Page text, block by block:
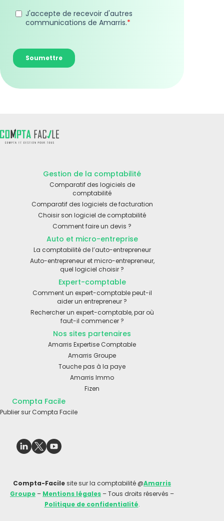
Gestion de la comptabilité
Comparatif des logiciels de
comptabilité
Comparatif des logiciels de facturation
Choisir son logiciel de comptabilité
Comment faire un devis ?
Auto et micro-entreprise
La comptabilité de l’auto-entrepreneur
Auto-entrepreneur et micro-entrepreneur,
quel logiciel choisir ?
Expert-comptable
Comment un expert-comptable peut-il
aider un entrepreneur ?
Rechercher un expert-comptable, par où
faut-il commencer ?
Nos sites partenaires
Amarris Expertise Comptable
Amarris Groupe
Touche pas à la paye
Amarris Immo
Fizen
Compta Facile
Publier sur Compta Facile
Compta-Facilesite sur la comptabilité @Amarris
Groupe – Mentions légales – Tous droits réservés –
Politique de confidentialité.